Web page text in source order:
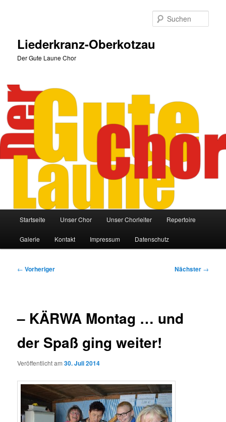
Liederkranz-Oberkotzau
Der Gute Laune Chor
Startseite Unser Chor Unser Chorleiter Repertoire
Galerie Kontakt Impressum Datenschutz
Beitragsnavigation
← Vorheriger Nächster →
– KÄRWA Montag … und
der Spaß ging weiter!
Veröffentlicht am30. Juli 2014